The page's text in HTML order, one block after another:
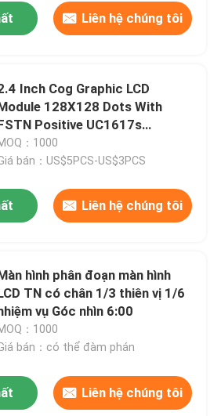
Liên hệ chúng tôi
Inch Cog Graphic LCD
128X128 Dots With
Positive UC1617s
áp dụng cho đồng hồ
điện
：1000
bán：US$5PCS-US$3PCS
Liên hệ chúng tôi
hình phân đoạn màn hình
TN có chân 1/3 thiên vị 1/6
vụ Góc nhìn 6:00
：1000
bán：có thể đàm phán
Liên hệ chúng tôi